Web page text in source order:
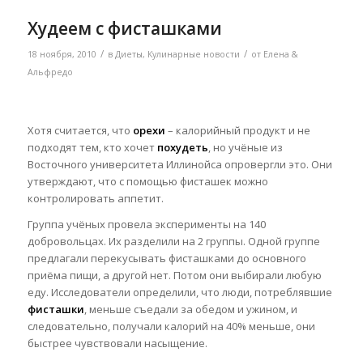
Худеем с фисташками
18 ноября, 2010 / в Диеты, Кулинарные новости / от Елена &
Альфредо
Хотя считается, что орехи – калорийный продукт и не
подходят тем, кто хочет похудеть, но учёные из
Восточного университета Иллинойса опровергли это. Они
утверждают, что с помощью фисташек можно
контролировать аппетит.
Группа учёных провела эксперименты на 140
добровольцах. Их разделили на 2 группы. Одной группе
предлагали перекусывать фисташками до основного
приёма пищи, а другой нет. Потом они выбирали любую
еду. Исследователи определили, что люди, потреблявшие
фисташки, меньше съедали за обедом и ужином, и
следовательно, получали калорий на 40% меньше, они
быстрее чувствовали насыщение.